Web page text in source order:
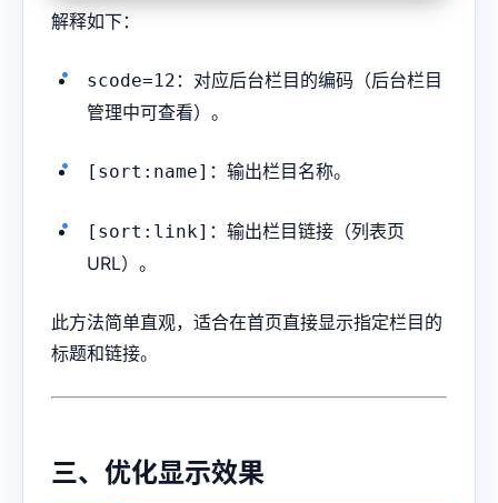
解释如下：
scode=12 ：对应后台栏目的编码（后台栏目
管理中可查看）。
[sort:name] ：输出栏目名称。
[sort:link] ：输出栏目链接（列表页
URL）。
此方法简单直观，适合在首页直接显示指定栏目的
标题和链接。
三、优化显示效果